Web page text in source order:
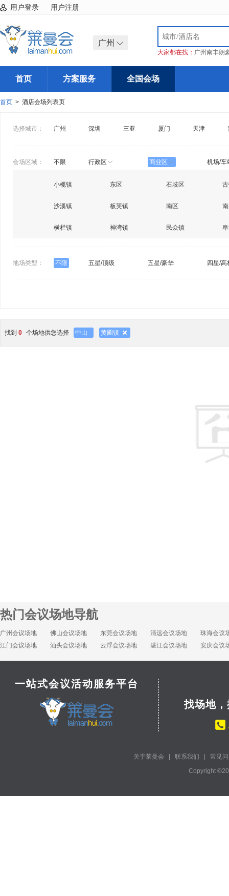
用户登录 用户注册
广州
大家都在找： 广州南丰朗
首页 方案服务 全国会场
首页 > 酒店会场列表页
选择城市： 广州 深圳 三亚 厦门 天津
会场区域： 不限 行政区 商业区 机场/车
小榄镇 东区 石歧区
沙溪镇 板芙镇 南区
横栏镇 神湾镇 民众镇
地场类型： 不限 五星/顶级 五星/豪华 四星/高
找到 0 个场地供您选择 中山 黄圃镇
热门会议场地导航
广州会议场地 佛山会议场地 东莞会议场地 清远会议场地
珠海会议
江门会议场地
汕头会议场地 云浮会议场地 湛江会议场地 安庆会议
一站式会议活动服务平台
找场地
关于莱曼会 联系我们
常见
Copyright